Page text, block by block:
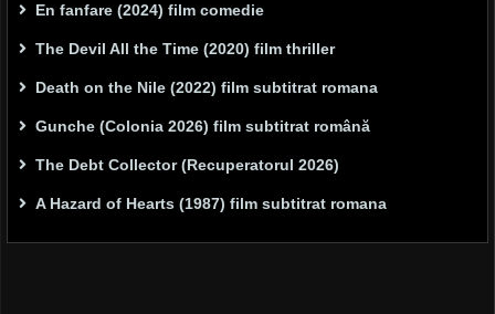
En fanfare (2024) film comedie
The Devil All the Time (2020) film thriller
Death on the Nile (2022) film subtitrat romana
Gunche (Colonia 2026) film subtitrat română
The Debt Collector (Recuperatorul 2026)
A Hazard of Hearts (1987) film subtitrat romana